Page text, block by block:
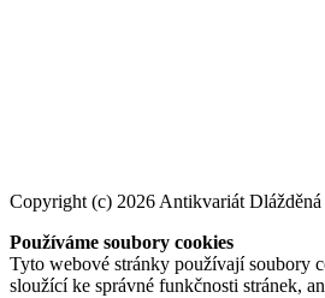
Copyright (c) 2026 Antikvariát Dlážděná
Používáme soubory cookies
Tyto webové stránky používají soubory
sloužící ke správné funkčnosti stránek,